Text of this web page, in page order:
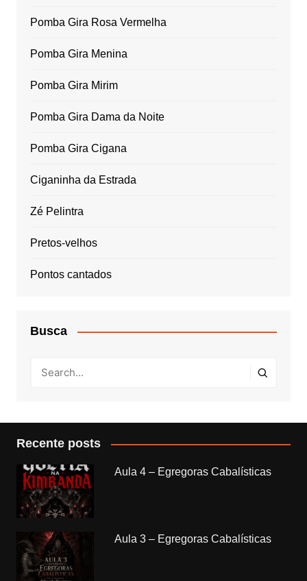
Pomba Gira Rosa Vermelha
Pomba Gira Menina
Pomba Gira Mirim
Pomba Gira Dama da Noite
Pomba Gira Cigana
Ciganinha da Estrada
Zé Pelintra
Pretos-velhos
Pontos cantados
Busca
Recente posts
Aula 4 – Egregoras Cabalísticas
Aula 3 – Egregoras Cabalísticas